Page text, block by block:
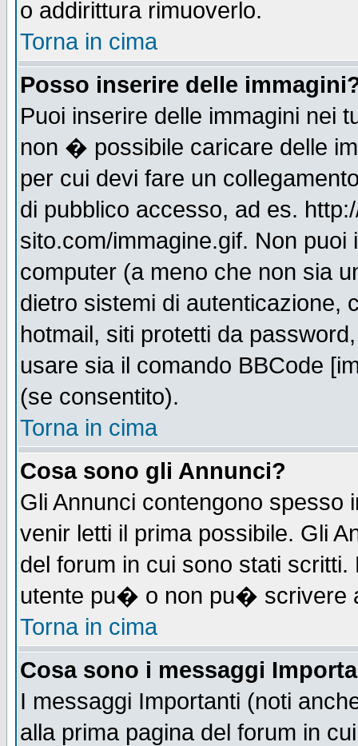
o addirittura rimuoverlo.
Torna in cima
Posso inserire delle
Puoi inserire delle immagini nei
non � possibile caricare delle
per cui devi fare un
di pubblico accesso, ad es.
sito.com/immagine.gif. Non
computer (a meno che non sia
dietro sistemi di autenticazione,
hotmail, siti protetti da
usare sia il comando BBCode
(se consentito).
Torna in cima
Cosa sono gli Annunci?
Gli Annunci contengono spesso
venir letti il prima possibile. Gli
del forum in cui sono stati
utente pu� o non pu� scrivere
Torna in cima
Cosa sono i messaggi
I messaggi Importanti (noti
alla prima pagina del forum in